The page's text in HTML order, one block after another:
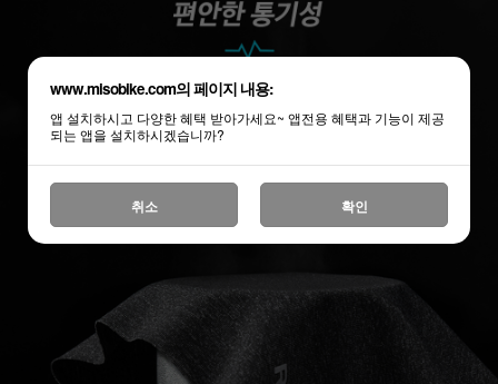
www.misobike.com의 페이지 내용:
앱 설치하시고 다양한 혜택 받아가세요~ 앱전용 혜택과 기능이 제공
되는 앱을 설치하시겠습니까?
취소 확인